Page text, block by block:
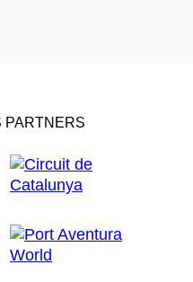
PARTNERS